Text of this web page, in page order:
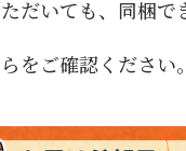
だいても、同梱で
をご確認くださ